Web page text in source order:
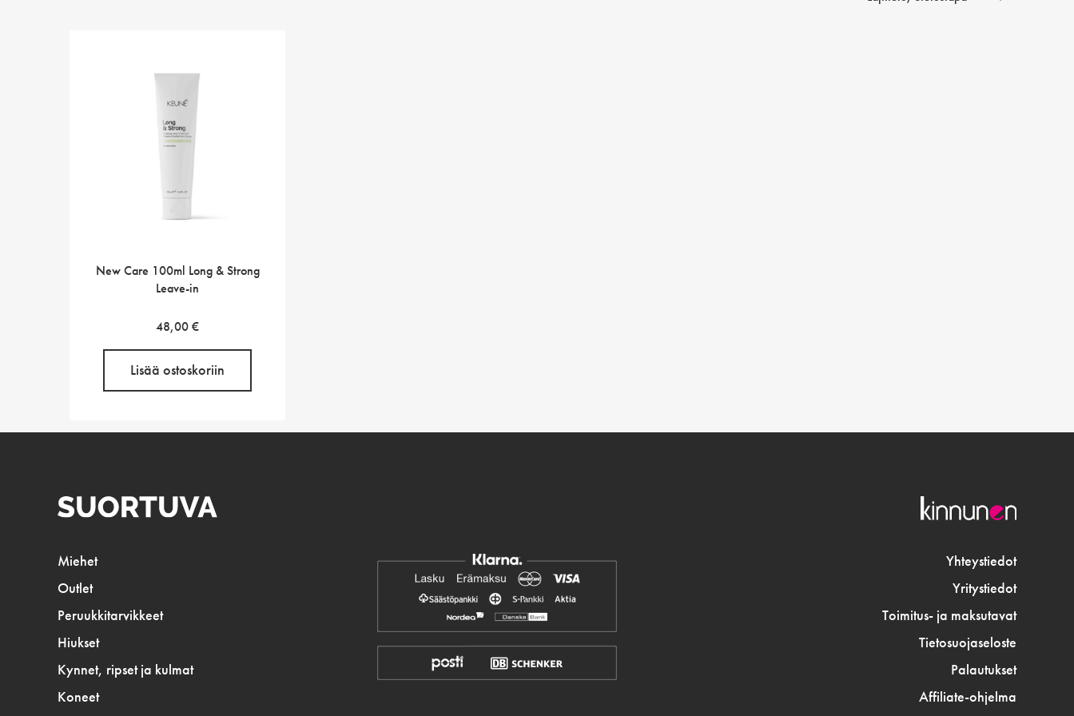
New Care 100ml Long & Strong
Leave-in
48,00€
Lisää ostoskoriin
Miehet
Outlet
Peruukkitarvikkeet
Hiukset
Kynnet, ripset ja kulmat
Koneet
Yhteystiedot
Yritystiedot
Toimitus- ja maksutavat
Tietosuojaseloste
Palautukset
Affiliate-ohjelma